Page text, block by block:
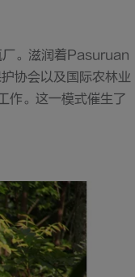
厂。滋润着Pasuruan
协会以及国际农林业
作。这一模式催生了